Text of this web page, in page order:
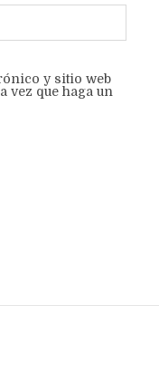
y sitio web
vez que haga un